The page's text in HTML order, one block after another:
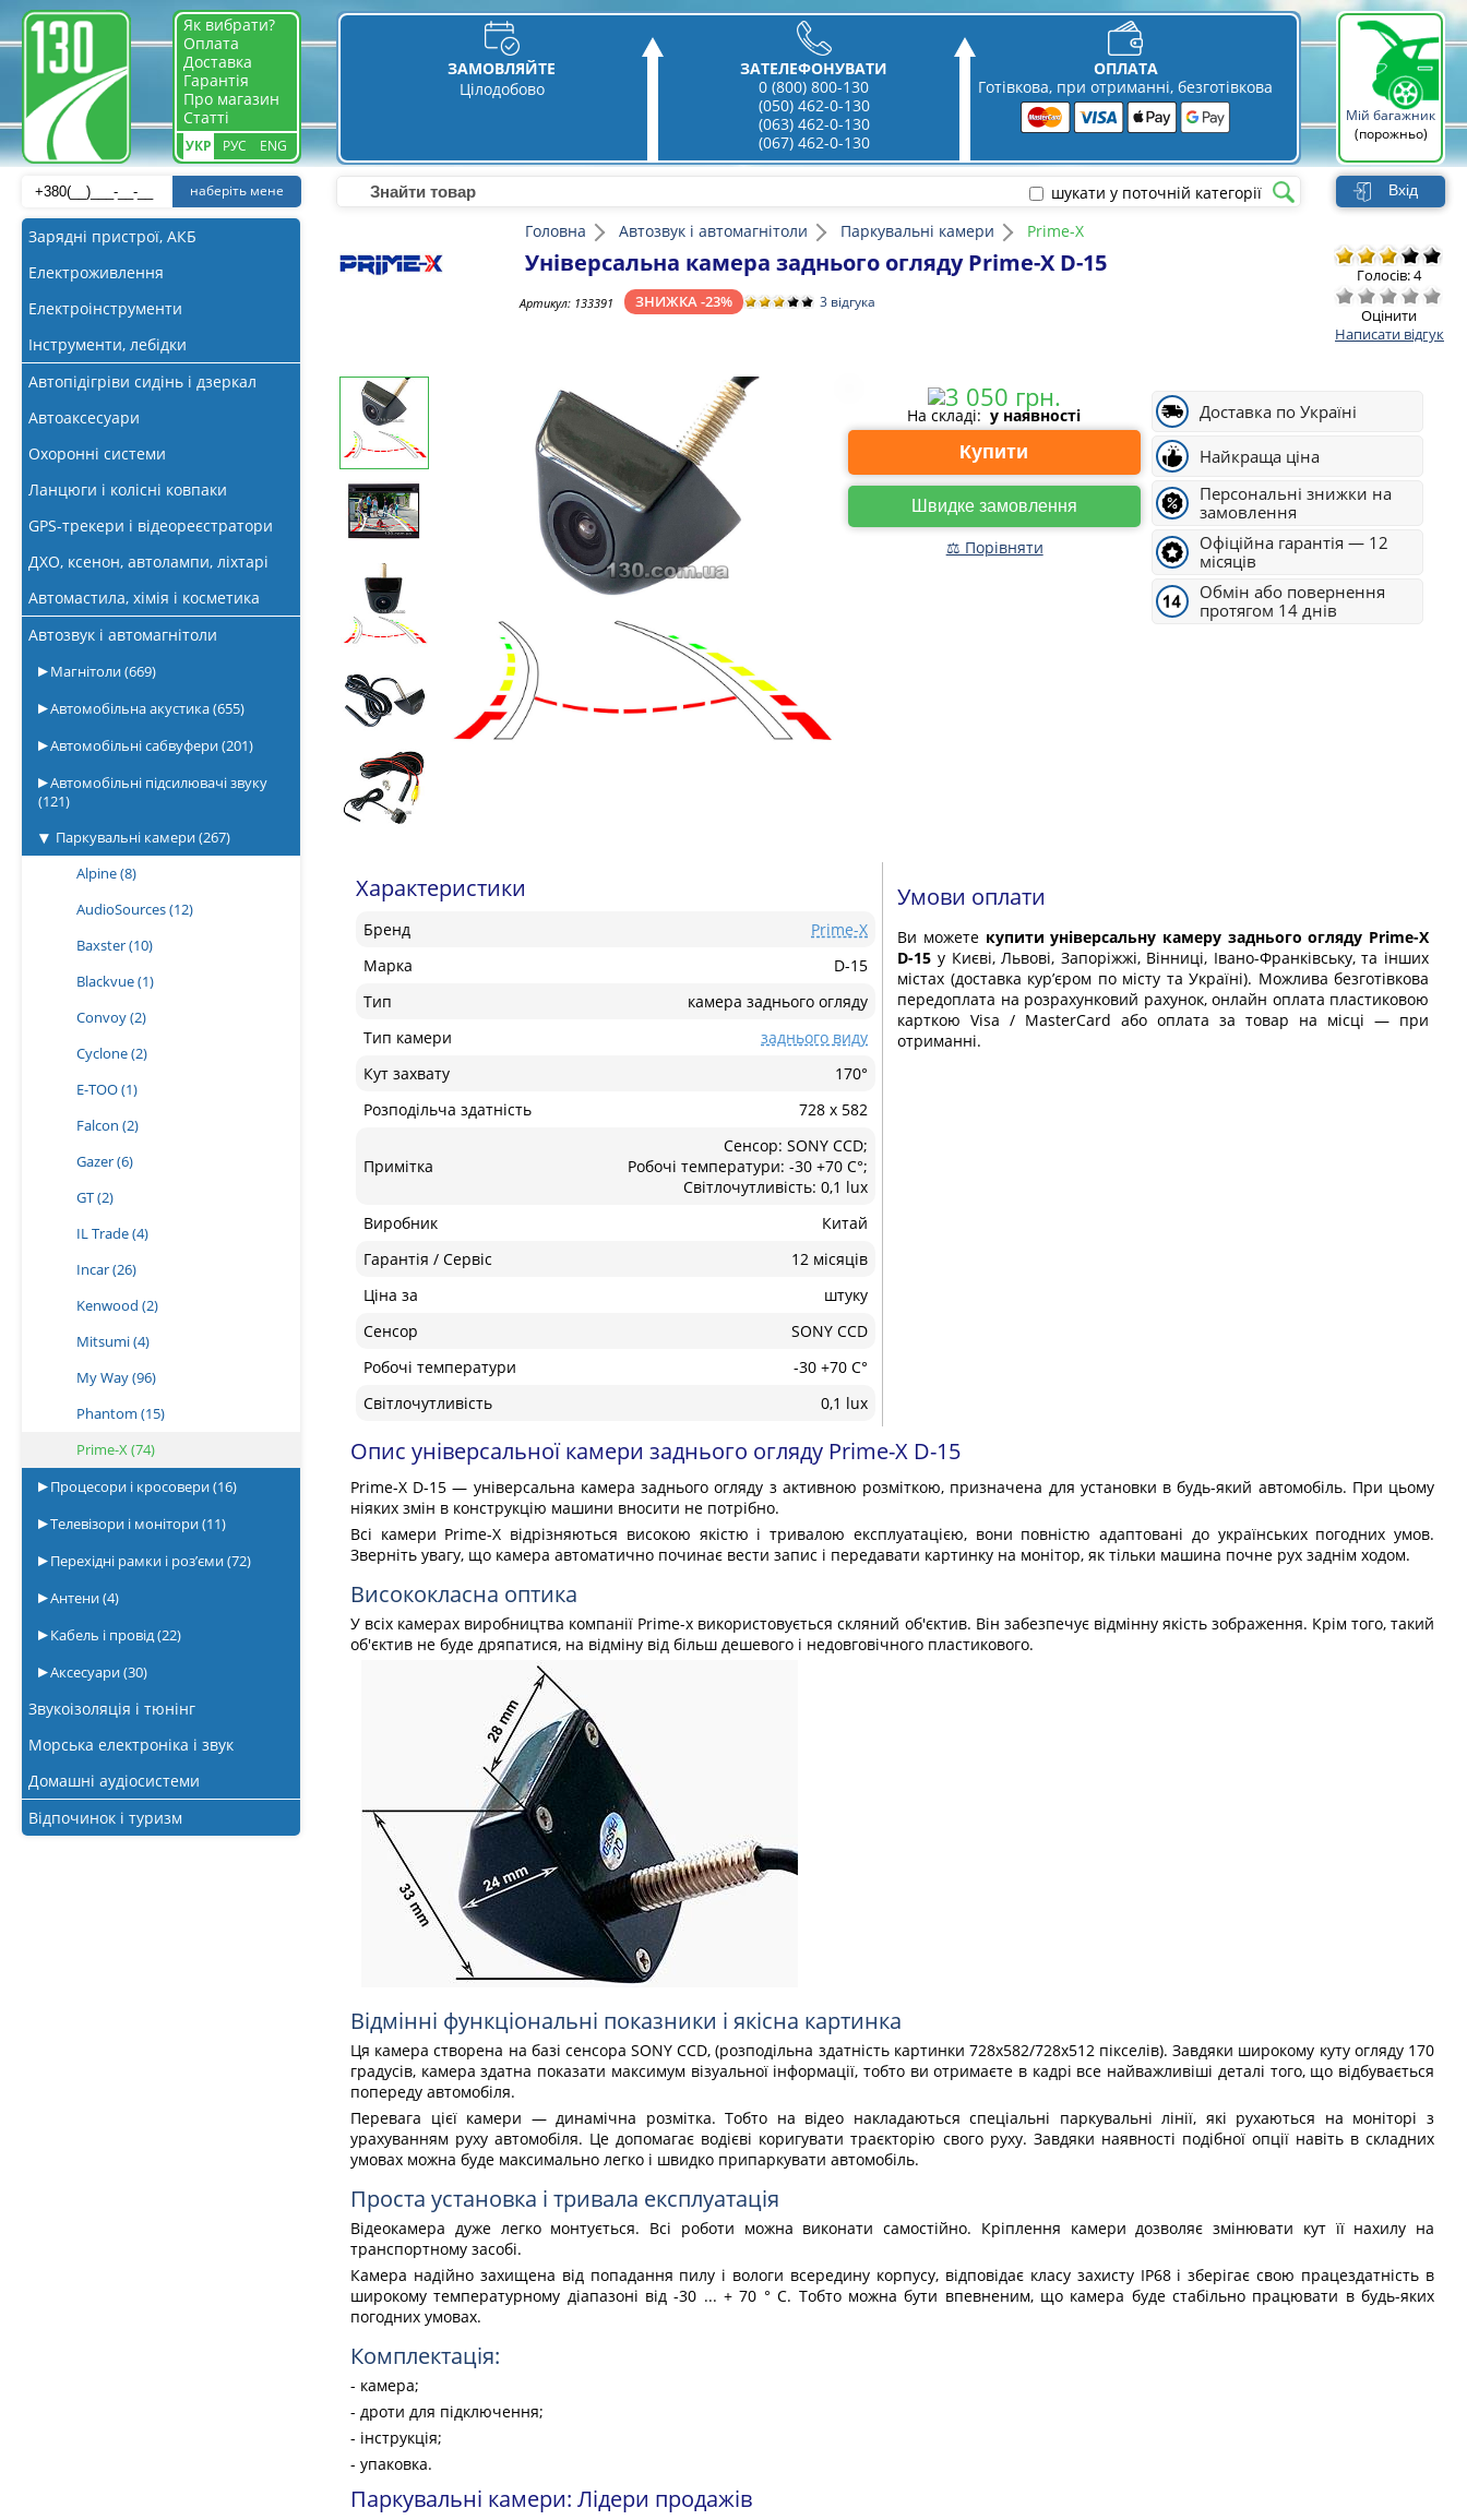
Як вибрати?
Оплата
Доставка
Гарантія
Про магазин
Статті
УКР РУС ENG
наберіть мене
ЗАМОВЛЯЙТЕ
Цілодобово
ЗАТЕЛЕФОНУВАТИ
0 (800) 800-130
(050) 462-0-130
(063) 462-0-130
(067) 462-0-130
ОПЛАТА
Готівкова, при отриманні, безготівкова
шукати у поточній категорії
Мій багажник
(порожньо)
Вхід
Зарядні пристрої, АКБ
Електроживлення
Електроінструменти
Інструменти, лебідки
Автопідігріви сидінь і дзеркал
Автоаксесуари
Охоронні системи
Ланцюги і колісні ковпаки
GPS-трекери і відеореєстратори
ДХО, ксенон, автолампи, ліхтарі
Автомастила, хімія і косметика
Автозвук і автомагнітоли
Магнітоли(669)
Автомобільна акустика(655)
Автомобільні сабвуфери(201)
Автомобільні підсилювачі звуку
(121)
Паркувальні камери(267)
Alpine(8)
AudioSources(12)
Baxster(10)
Blackvue(1)
Convoy(2)
Cyclone(2)
E-TOO(1)
Falcon (2)
Gazer(6)
GT(2)
IL Trade(4)
Incar(26)
Kenwood (2)
Mitsumi(4)
My Way(96)
Phantom (15)
Prime-X(74)
Процесори і кросовери(16)
Телевізори і монітори(11)
Перехідні рамки і роз’єми(72)
Антени(4)
Кабель і провід(22)
Аксесуари(30)
Звукоізоляція і тюнінг
Морська електроніка і звук
Домашні аудіосистеми
Відпочинок і туризм
Головна Автозвук і автомагнітоли Паркувальні камери Prime-X
Універсальна камера заднього огляду Prime-X D-15
Артикул: 133391 ЗНИЖКА -23% 3 відгука
Голосів: 4
Оцінити
Написати відгук
На складі:у наявності
Купити
Швидке замовлення
⚖ Порівняти
Доставка по Україні
Найкраща ціна
Персональні знижки на
замовлення
Офіційна гарантія — 12
місяців
Обмін або повернення
протягом 14 днів
Характеристики
Бренд
Prime-X
Марка
D-15
Тип
камера заднього огляду
Тип камери
заднього виду
Кут захвату
170°
Розподільча здатність
728 x 582
Примітка
Сенсор: SONY CCD;
Робочі температури: -30 +70 С°;
Світлочутливість: 0,1 lux
Виробник
Китай
Гарантія / Сервіс
12 місяців
Ціна за
штуку
Сенсор
SONY CCD
Робочі температури
-30 +70 С°
Світлочутливість
0,1 lux
Умови оплати
Ви можете купити універсальну камеру заднього огляду Prime-X
D-15 у Києві, Львові, Запоріжжі, Вінниці, Івано-Франківську, та інших
містах (доставка кур’єром по місту та Україні). Можлива безготівкова
передоплата на розрахунковий рахунок, онлайн оплата пластиковою
карткою Visa / MasterCard або оплата за товар на місці — при
отриманні.
Опис універсальної камери заднього огляду Prime-X D-15
Prime-X D-15 — універсальна камера заднього огляду з активною розміткою, призначена для установки в будь-який автомобіль. При цьому
ніяких змін в конструкцію машини вносити не потрібно.
Всі камери Prime-X відрізняються високою якістю і тривалою експлуатацією, вони повністю адаптовані до українських погодних умов.
Зверніть увагу, що камера автоматично починає вести запис і передавати картинку на монітор, як тільки машина почне рух заднім ходом.
Висококласна оптика
У всіх камерах виробництва компанії Prime-x використовується скляний об'єктив. Він забезпечує відмінну якість зображення. Крім того, такий
об'єктив не буде дряпатися, на відміну від більш дешевого і недовговічного пластикового.
Відмінні функціональні показники і якісна картинка
Ця камера створена на базі сенсора SONY CCD, (розподільна здатність картинки 728х582/728х512 пікселів). Завдяки широкому куту огляду 170
градусів, камера здатна показати максимум візуальної інформації, тобто ви отримаєте в кадрі все найважливіші деталі того, що відбувається
попереду автомобіля.
Перевага цієї камери — динамічна розмітка. Тобто на відео накладаються спеціальні паркувальні лінії, які рухаються на моніторі з
урахуванням руху автомобіля. Це допомагає водієві коригувати траєкторію свого руху. Завдяки наявності подібної опції навіть в складних
умовах можна буде максимально легко і швидко припаркувати автомобіль.
Проста установка і тривала експлуатація
Відеокамера дуже легко монтується. Всі роботи можна виконати самостійно. Кріплення камери дозволяє змінювати кут її нахилу на
транспортному засобі.
Камера надійно захищена від попадання пилу і вологи всередину корпусу, відповідає класу захисту IP68 і зберігає свою працездатність в
широкому температурному діапазоні від -30 ... + 70 ° С. Тобто можна бути впевненим, що камера буде стабільно працювати в будь-яких
погодних умовах.
Комплектація:
- камера;
- дроти для підключення;
- інструкція;
- упаковка.
Паркувальні камери: Лідери продажів